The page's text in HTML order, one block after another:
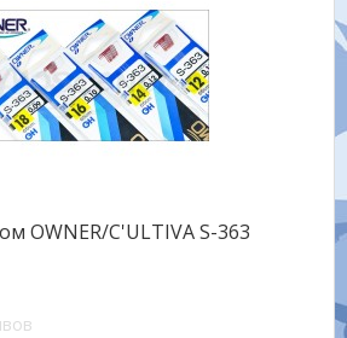
OWNER/C'ULTIVA S-363